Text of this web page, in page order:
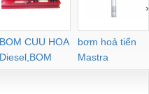
BOM CUU HOA
Diesel,BOM
CHUA CHAY
bơm hoả tiển
Mastra
›